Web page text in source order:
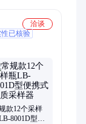
洽谈
已核验
款12个采样
8001D型便